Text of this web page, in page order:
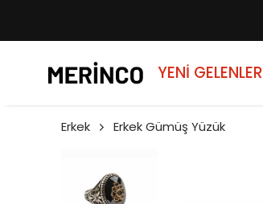
YENİ GELENLER
Erkek Erkek Gümüş Yüzük